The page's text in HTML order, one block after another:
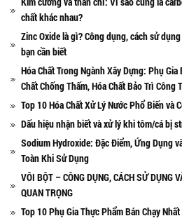
chất khác nhau?
Zinc Oxide là gì? Công dụng, cách sử
bạn cần biết
Hóa Chất Trong Ngành Xây Dựng: Phụ Gia
Chất Chống Thấm, Hóa Chất Bảo Trì Công
Top 10 Hóa Chất Xử Lý Nước Phổ Biến và
Dấu hiệu nhận biết và xử lý khi tôm/cá bị
Sodium Hydroxide: Đặc Điểm, Ứng Dụng
Toàn Khi Sử Dụng
VÔI BỘT – CÔNG DỤNG, CÁCH SỬ DỤNG
QUAN TRỌNG
Top 10 Phụ Gia Thực Phẩm Bán Chạy